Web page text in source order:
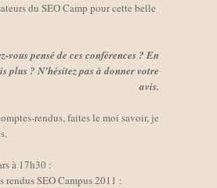
du SEO Camp pour cette belle
vous pensé de ces conférences ? En
plus ? N’hésitez pas à donner votre
avis.
rendus, faites le moi savoir, je
à 17h30 :
rendus SEO Campus 2011 :